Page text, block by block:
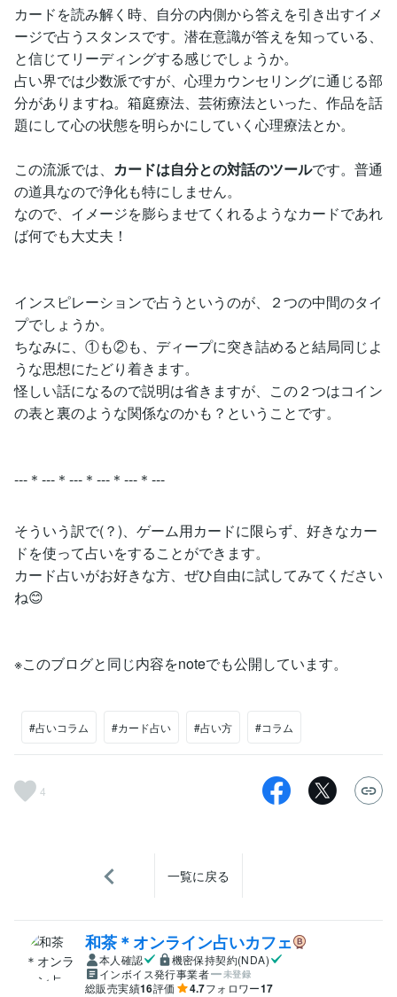
カードを読み解く時、自分の内側から答えを引き出すイメ
ージで占うスタンスです。潜在意識が答えを知っている、
と信じてリーディングする感じでしょうか。
占い界では少数派ですが、心理カウンセリングに通じる部
分がありますね。箱庭療法、芸術療法といった、作品を話
題にして心の状態を明らかにしていく心理療法とか。
この流派では、 カードは自分との対話のツールです。普通
の道具なので浄化も特にしません。
なので、イメージを膨らませてくれるようなカードであれ
ば何でも大丈夫！
インスピレーションで占うというのが、２つの中間のタイ
プでしょうか。
ちなみに、①も②も、ディープに突き詰めると結局同じよ
うな思想にたどり着きます。
怪しい話になるので説明は省きますが、この２つはコイン
の表と裏のような関係なのかも？ということです。
---＊---＊---＊---＊---＊---
そういう訳で(？)、ゲーム用カードに限らず、好きなカー
ドを使って占いをすることができます。
カード占いがお好きな方、ぜひ自由に試してみてください
ね😊
※このブログと同じ内容をnoteでも公開しています。
#占いコラム #カード占い #占い方 #コラム
4
一覧に戻る
和茶＊オンライン占いカフェ
本人確認
機密保持契約(NDA)
インボイス発行事業者
未登録
総販売実績16評価 4.7フォロワー17